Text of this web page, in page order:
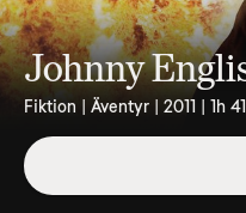
Johnny
Fiktion | Äventyr | 2011 | 1h